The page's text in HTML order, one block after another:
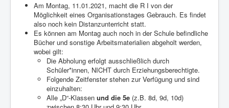
Am Montag, 11.01.2021, macht die R I von der
Möglichkeit eines Organisationstages Gebrauch. Es findet
also noch kein Distanzunterricht statt.
Es können am Montag auch noch in der Schule befindliche
Bücher und sonstige Arbeitsmaterialien abgeholt werden,
wobei gilt:
Die Abholung erfolgt ausschließlich durch
Schüler*innen, NICHT durch Erziehungsberechtigte.
Folgende Zeitfenster stehen zur Verfügung und sind
einzuhalten:
Alle „D“-Klassen und die 5e (z.B. 8d, 9d, 10d)